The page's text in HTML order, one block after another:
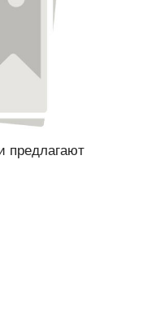
предлагают